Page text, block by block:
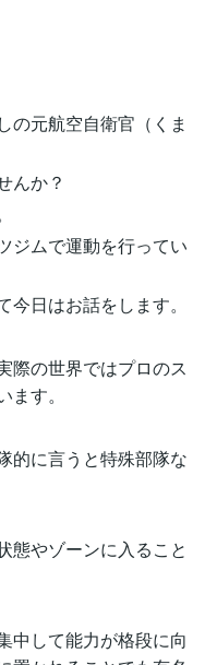
元航空自衛官（くま
んか？
ジムで運動を行ってい
日はお話をします。
際の世界ではプロのス
す。
的に言うと特殊部隊な
態やゾーンに入ること
中して能力が格段に向